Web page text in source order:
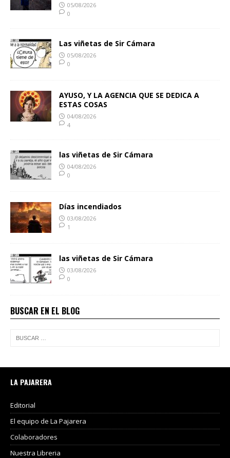
05/08/2026
0
Las viñetas de Sir Cámara
05/08/2026
0
AYUSO, Y LA AGENCIA QUE SE DEDICA A
ESTAS COSAS
04/08/2026
4
las viñetas de Sir Cámara
04/08/2026
0
Días incendiados
03/08/2026
1
las viñetas de Sir Cámara
03/08/2026
0
BUSCAR EN EL BLOG
LA PAJARERA
Editorial
El equipo de La Pajarera
Colaboradores
Nuestra Libreria